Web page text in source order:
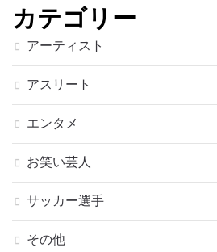
カテゴリー
アーティスト
アスリート
エンタメ
お笑い芸人
サッカー選手
その他